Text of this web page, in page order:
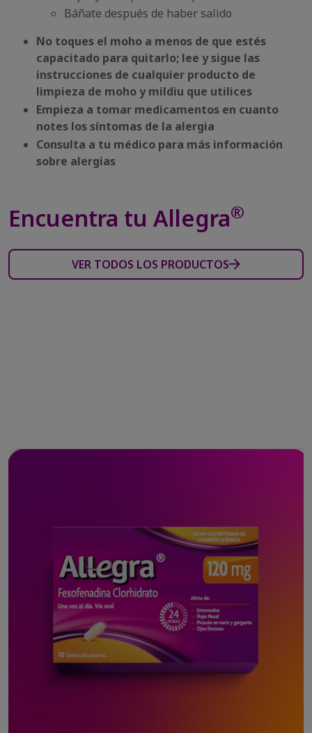
Báñate después de haber salido
No toques el moho a menos de que estés
capacitado para quitarlo; lee y sigue las
instrucciones de cualquier producto de
limpieza de moho y mildiu que utilices
Empieza a tomar medicamentos en cuanto
notes los síntomas de la alergia
Consulta a tu médico para más información
sobre alergias
Encuentra tu Allegra®
VER TODOS LOS PRODUCTOS